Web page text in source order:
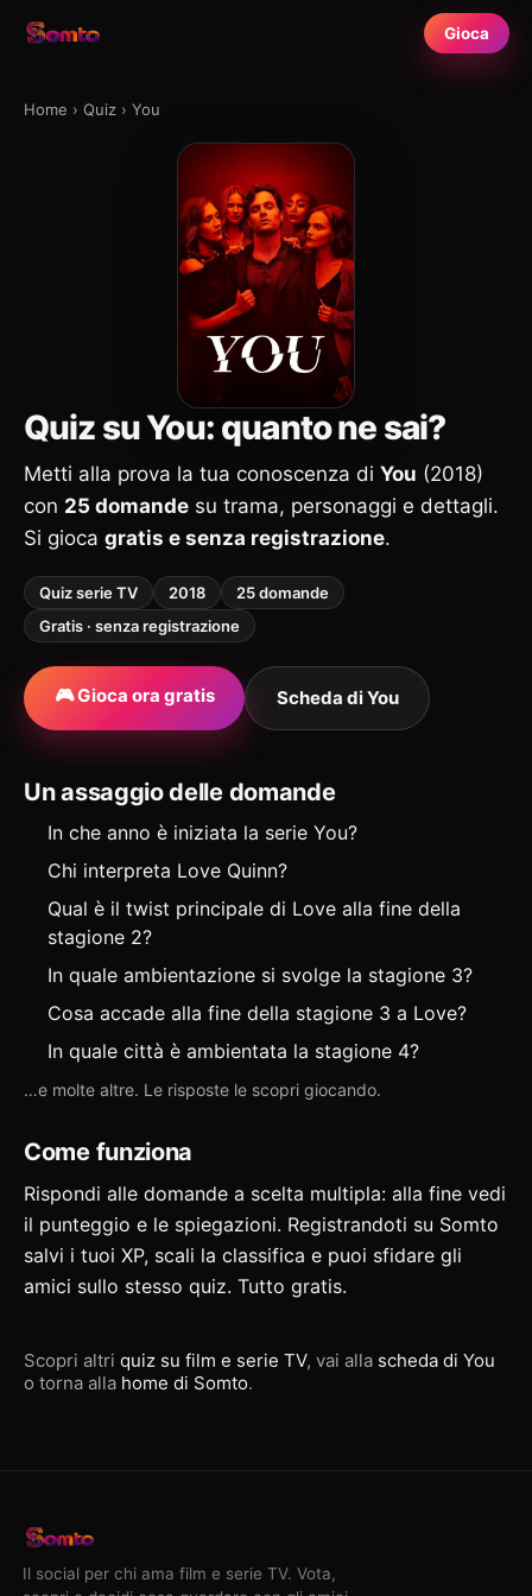
Gioca
Home › Quiz › You
Quiz su You: quanto ne sai?
Metti alla prova la tua conoscenza di You (2018)
con 25 domande su trama, personaggi e dettagli.
Si gioca gratis e senza registrazione.
Quiz serie TV 2018
25 domande
Gratis · senza registrazione
🎮 Gioca ora gratis Scheda di You
Un assaggio delle domande
In che anno è iniziata la serie You?
Chi interpreta Love Quinn?
Qual è il twist principale di Love alla fine della
stagione 2?
In quale ambientazione si svolge la stagione 3?
Cosa accade alla fine della stagione 3 a Love?
In quale città è ambientata la stagione 4?
…e molte altre. Le risposte le scopri giocando.
Come funziona
Rispondi alle domande a scelta multipla: alla fine vedi
il punteggio e le spiegazioni. Registrandoti su Somto
salvi i tuoi XP, scali la classifica e puoi sfidare gli
amici sullo stesso quiz. Tutto gratis.
Scopri altri quiz su film e serie TV, vai alla scheda di You
o torna alla home di Somto.
Il social per chi ama film e serie TV. Vota,